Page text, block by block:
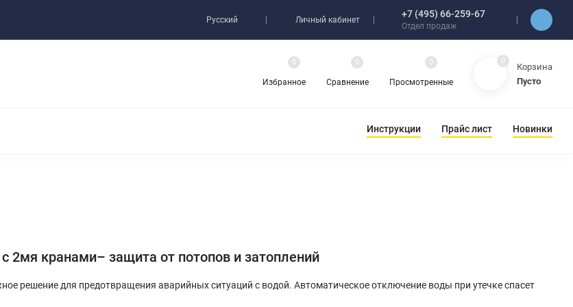
Русский Личный кабинет
+7 (495) 66-259-67
Отдел продаж
Избранное
0
Сравнение
0
Просмотренные
0 0
Корзина
Пусто
Инструкции Прайс лист Новинки
2мя кранами– защита от потопов и затоплений
решение для предотвращения аварийных ситуаций с водой. Автоматическое отключение воды при утечке спасет